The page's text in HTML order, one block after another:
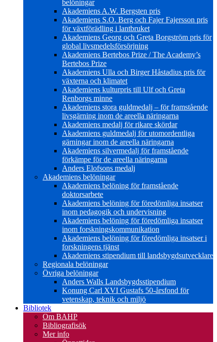
belöningar
Akademiens A.W. Bergsten pris
Akademiens S.O. Berg och Fajer Fajersson pris
för växtförädling i lantbruket
Akademiens Georg och Greta Borgström pris för
global livsmedelsförsörjning
Akademiens Bertebos Prize / The Academy’s
Bertebos Prize
Akademiens Ulla och Birger Håstadius pris för
växterna och klimatet
Akademiens kulturpris till Ulf och Greta
Renborgs minne
Akademiens stora guldmedalj – för framstående
livsgärning inom de areella näringarna
Akademiens medalj för rikare skördar
Akademiens guldmedalj för utomordentliga
gärningar inom de areella näringarna
Akademiens silvermedalj för framstående
förkämpe för de areella näringarna
Anders Elofsons medalj
Akademiens belöningar
Akademiens belöning för framstående
doktorsarbete
Akademiens belöning för föredömliga insatser
inom pedagogik och undervisning
Akademiens belöning för föredömliga insatser
inom forskningskommunikation
Akademiens belöning för föredömliga insatser i
forskningens tjänst
Akademiens stipendium till landsbygdsutvecklare
Regionala belöningar
Övriga belöningar
Anders Walls Landsbygdsstipendium
Konung Carl XVI Gustafs 50-årsfond för
vetenskap, teknik och miljö
Bibliotek
Om BAHP
Bibliografisök
Mer info